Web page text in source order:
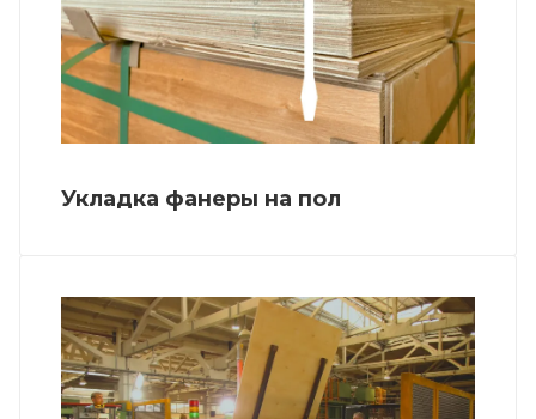
Укладка фанеры на пол